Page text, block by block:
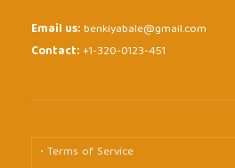
Email us:benkiyabale@gmail.com
Contact:+1-320-0123-451
• Terms of Service